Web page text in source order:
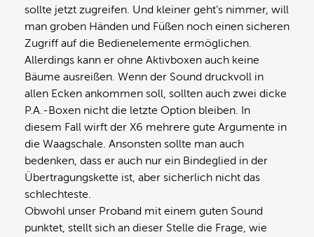
sollte jetzt zugreifen. Und kleiner geht’s nimmer, will
man groben Händen und Füßen noch einen sicheren
Zugriff auf die Bedienelemente ermöglichen.
Allerdings kann er ohne Aktivboxen auch keine
Bäume ausreißen. Wenn der Sound druckvoll in
allen Ecken ankommen soll, sollten auch zwei dicke
P.A.-Boxen nicht die letzte Option bleiben. In
diesem Fall wirft der X6 mehrere gute Argumente in
die Waagschale. Ansonsten sollte man auch
bedenken, dass er auch nur ein Bindeglied in der
Übertragungskette ist, aber sicherlich nicht das
schlechteste.
Obwohl unser Proband mit einem guten Sound
punktet, stellt sich an dieser Stelle die Frage, wie